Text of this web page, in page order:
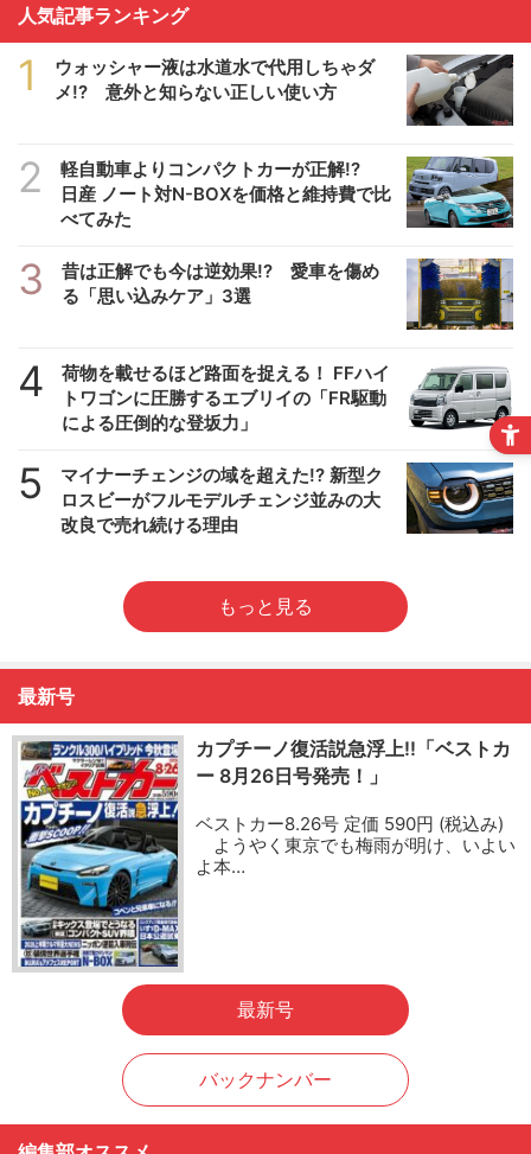
人気記事ランキング
1
ウォッシャー液は水道水で代用しちゃダ
メ!? 意外と知らない正しい使い方
2
軽自動車よりコンパクトカーが正解!?
日産 ノート対N-BOXを価格と維持費で比
べてみた
3
昔は正解でも今は逆効果!? 愛車を傷め
る「思い込みケア」3選
4
荷物を載せるほど路面を捉える！ FFハイ
トワゴンに圧勝するエブリイの「FR駆動
による圧倒的な登坂力」
5
マイナーチェンジの域を超えた!? 新型ク
ロスビーがフルモデルチェンジ並みの大
改良で売れ続ける理由
もっと見る
最新号
カプチーノ復活説急浮上!!「ベストカ
ー 8月26日号発売！」
ベストカー8.26号 定価 590円 (税込み)
ようやく東京でも梅雨が明け、いよい
よ本…
最新号
バックナンバー